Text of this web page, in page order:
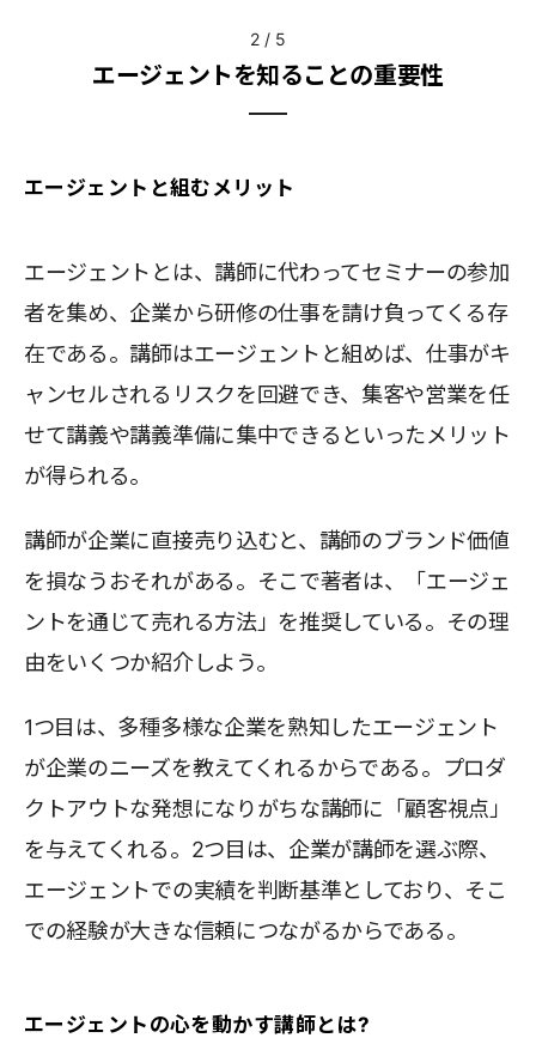
2 / 5
エージェントを知ることの重要性
エージェントと組むメリット
エージェントとは、講師に代わってセミナーの参加
者を集め、企業から研修の仕事を請け負ってくる存
在である。講師はエージェントと組めば、仕事がキ
ャンセルされるリスクを回避でき、集客や営業を任
せて講義や講義準備に集中できるといったメリット
が得られる。
講師が企業に直接売り込むと、講師のブランド価値
を損なうおそれがある。そこで著者は、「エージェ
ントを通じて売れる方法」を推奨している。その理
由をいくつか紹介しよう。
1つ目は、多種多様な企業を熟知したエージェント
が企業のニーズを教えてくれるからである。プロダ
クトアウトな発想になりがちな講師に「顧客視点」
を与えてくれる。2つ目は、企業が講師を選ぶ際、
エージェントでの実績を判断基準としており、そこ
での経験が大きな信頼につながるからである。
エージェントの心を動かす講師とは?